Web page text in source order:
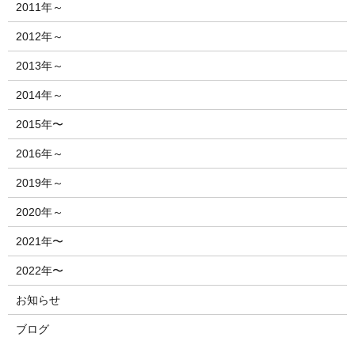
2011年～
2012年～
2013年～
2014年～
2015年〜
2016年～
2019年～
2020年～
2021年〜
2022年〜
お知らせ
ブログ